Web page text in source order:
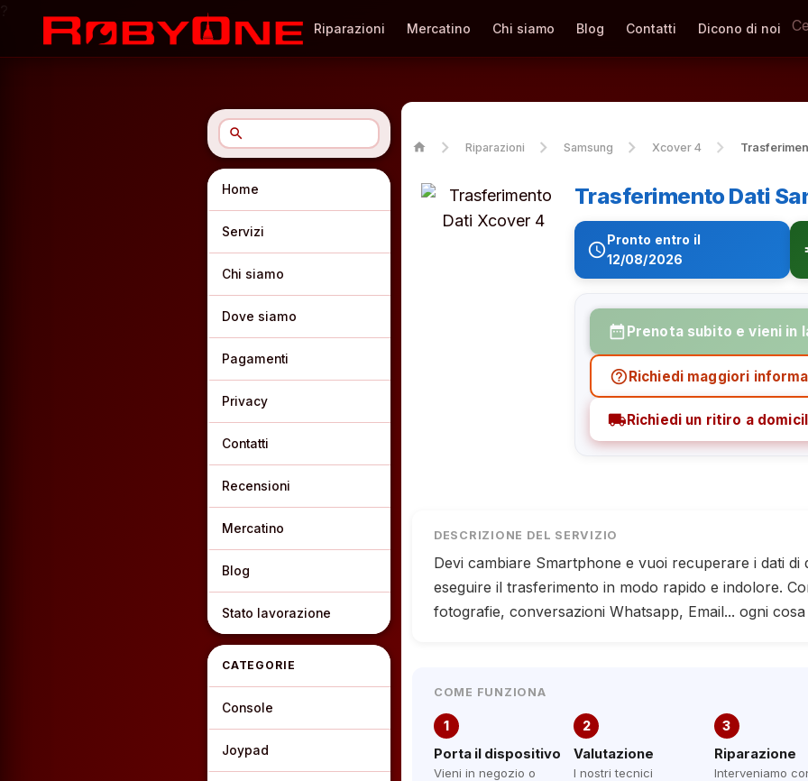
Riparazioni Mercatino Chi siamo Blog Contatti Dicono di noi
search
Home
Servizi
Chi siamo
Dove siamo
Pagamenti
Privacy
Contatti
Recensioni
Mercatino
Blog
Stato lavorazione
CATEGORIE
Console
Joypad
home Riparazioni Samsung Xcover 4
Trasferimento Dati
schedule
Pronto entro il
12/08/2026
help_outlineRichiedi maggiori
date_range Prenota subito e vieni in
local_shippingRichiedi un ritiro a
DESCRIZIONE DEL SERVIZIO
Devi cambiare Smartphone e vuoi recuperare i dati di
eseguire il trasferimento in modo rapido e indolore.
fotografie, conversazioni Whatsapp, Email... ogni
COME FUNZIONA
1
Porta il dispositivo
Vieni in negozio o
2
Valutazione
I nostri tecnici
3
Riparazione
Interveniamo